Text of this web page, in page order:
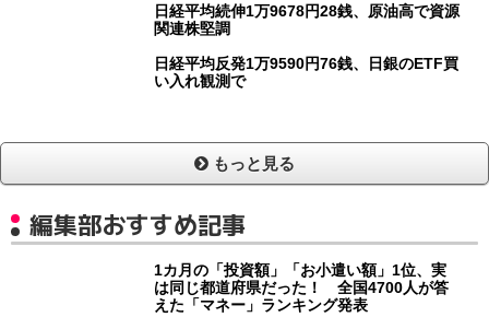
日経平均続伸1万9678円28銭、原油高で資源
関連株堅調
日経平均反発1万9590円76銭、日銀のETF買
い入れ観測で
もっと見る
編集部おすすめ記事
1カ月の「投資額」「お小遣い額」1位、実
は同じ都道府県だった！ 全国4700人が答
えた「マネー」ランキング発表